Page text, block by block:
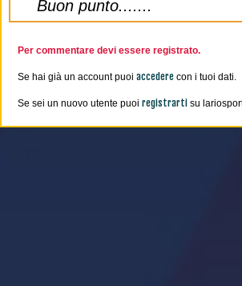
Buon punto.......
Per commentare devi essere registrato.
Se hai già un account puoi accedere con i tuoi dati.
Se sei un nuovo utente puoi registrarti su